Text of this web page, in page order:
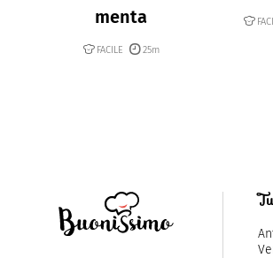
menta
FACILE 25m